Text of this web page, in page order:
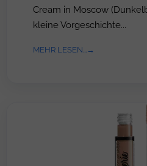
Cream in Moscow
kleine Vorgeschichte...
MEHR LESEN...